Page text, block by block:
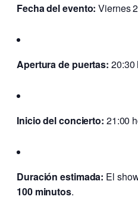
Fecha del evento: Viernes
Apertura de puertas: 20:30
Inicio del concierto: 21:00
Duración estimada: El
100 minutos.